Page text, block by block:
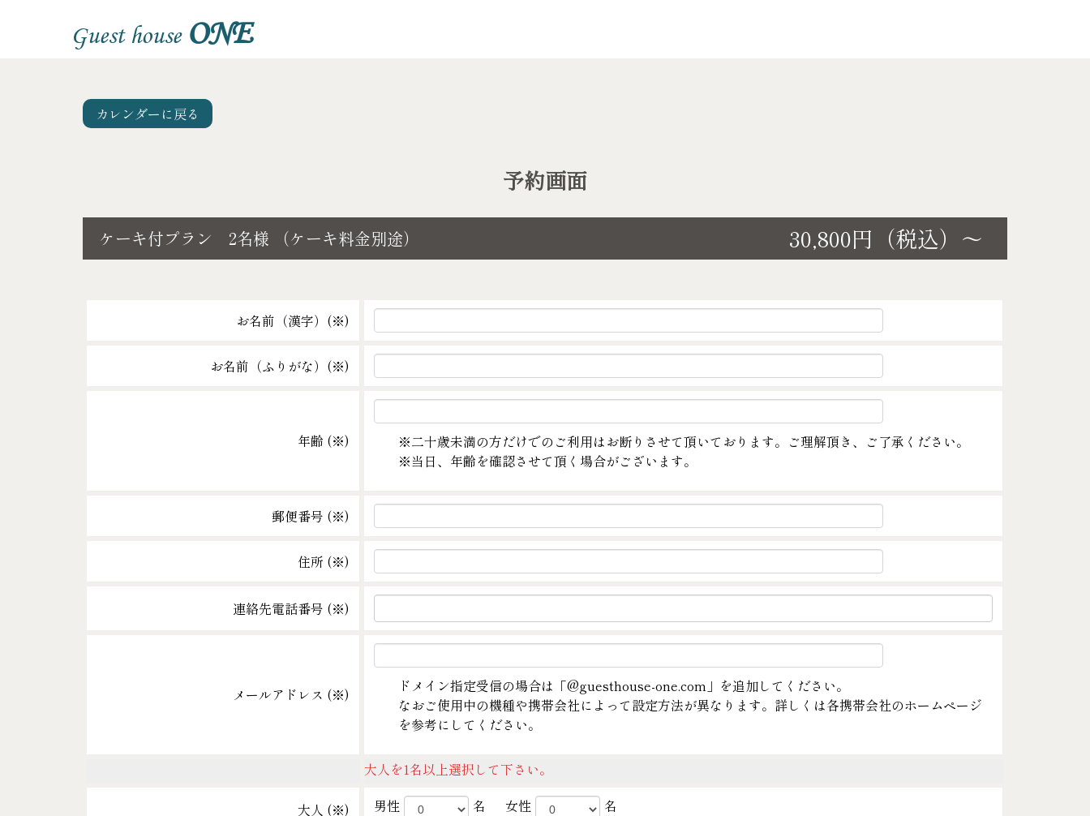
Guest house ONE
カレンダーに戻る
予約画面
ケーキ付プラン 2名様 （ケーキ料金別途） 30,800円（税込）～
お名前（漢字）(※)
お名前（ふりがな）(※)
年齢 (※)
※二十歳未満の方だけでのご利用はお断りさせて頂いております。ご理解頂き、ご了承ください。
※当日、年齢を確認させて頂く場合がございます。
郵便番号 (※)
住所 (※)
連絡先電話番号 (※)
メールアドレス (※)
ドメイン指定受信の場合は「@guesthouse-one.com」を追加してください。
なおご使用中の機種や携帯会社によって設定方法が異なります。詳しくは各携帯会社のホームページ
を参考にしてください。
大人を1名以上選択して下さい。
大人 (※) 男性 名 女性 名